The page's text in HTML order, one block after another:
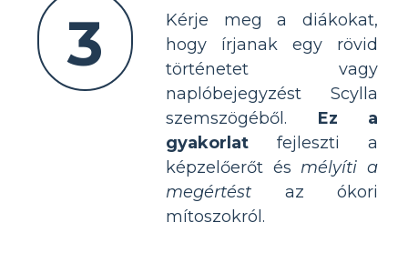
3
Kérje meg a diákokat,
hogy írjanak egy rövid
történetet vagy
naplóbejegyzést Scylla
szemszögéből. Ez a
gyakorlat fejleszti a
képzelőerőt és mélyíti a
megértést az ókori
mítoszokról.